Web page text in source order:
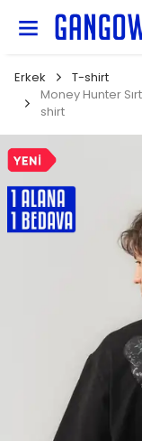
Erkek
T-shirt
Money Hunter
shirt